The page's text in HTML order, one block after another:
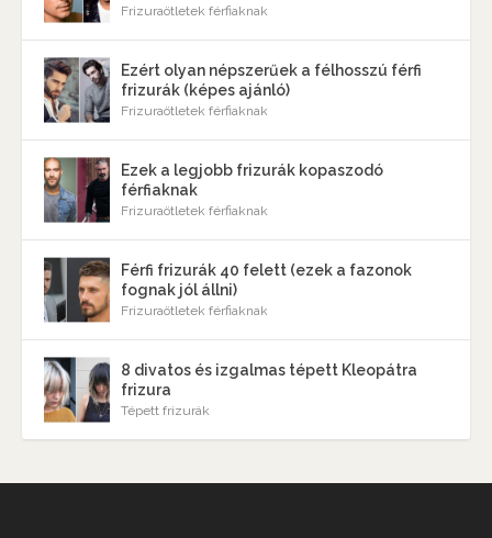
Frizuraötletek férfiaknak
Ezért olyan népszerűek a félhosszú férfi
frizurák (képes ajánló)
Frizuraötletek férfiaknak
Ezek a legjobb frizurák kopaszodó
férfiaknak
Frizuraötletek férfiaknak
Férfi frizurák 40 felett (ezek a fazonok
fognak jól állni)
Frizuraötletek férfiaknak
8 divatos és izgalmas tépett Kleopátra
frizura
Tépett frizurák